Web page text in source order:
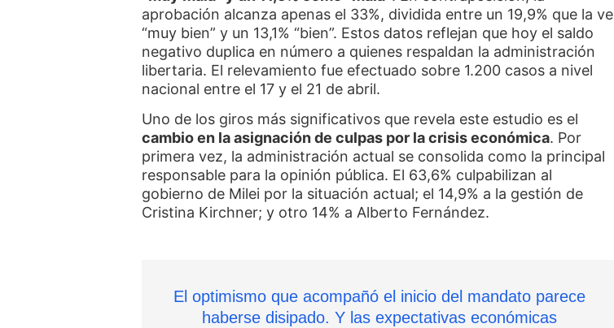
aprobación alcanza apenas el 33%, dividida entre un 19,9% que la ve
“muy bien” y un 13,1% “bien”. Estos datos reflejan que hoy el saldo
negativo duplica en número a quienes respaldan la administración
libertaria. El relevamiento fue efectuado sobre 1.200 casos a nivel
nacional entre el 17 y el 21 de abril.
Uno de los giros más significativos que revela este estudio es el
cambio en la asignación de culpas por la crisis económica. Por
primera vez, la administración actual se consolida como la principal
responsable para la opinión pública. El 63,6% culpabilizan al
gobierno de Milei por la situación actual; el 14,9% a la gestión de
Cristina Kirchner; y otro 14% a Alberto Fernández.
El optimismo que acompañó el inicio del mandato parece
haberse disipado. Y las expectativas económicas